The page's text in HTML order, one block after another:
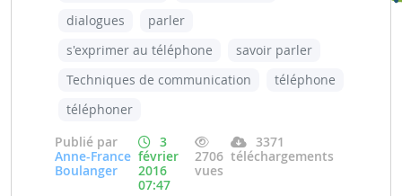
dialogues
parler
s'exprimer au téléphone
savoir parler
Techniques de communication
téléphone
téléphoner
Publié par
Anne-France
Boulanger
3
février
2016
07:47
2706
vues
3371
téléchargements